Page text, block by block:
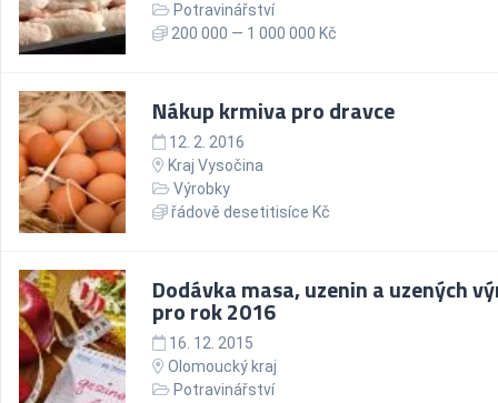
Potravinářství
200 000 — 1 000 000 Kč
Nákup krmiva pro dravce
12. 2. 2016
Kraj Vysočina
Výrobky
řádově desetitisíce Kč
Dodávka masa, uzenin a uzených
pro rok 2016
16. 12. 2015
Olomoucký kraj
Potravinářství